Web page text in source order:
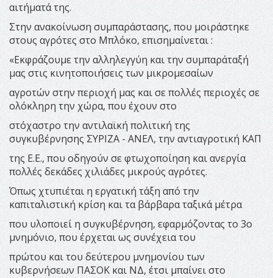
αιτήματά της.
Στην ανακοίνωση συμπαράστασης, που μοιράστηκε
στους αγρότες στο Μπλόκο, επισημαίνεται :
«Εκφράζουμε την αλληλεγγύη και την συμπαράταξή
μας στις κινητοποιήσεις των μικρομεσαίων
αγροτών στην περιοχή μας και σε πολλές περιοχές σε
ολόκληρη την χώρα, που έχουν στο
στόχαστρο την αντιλαϊκή πολιτική της
συγκυβέρνησης ΣΥΡΙΖΑ - ΑΝΕΛ, την αντιαγροτική ΚΑΠ
της Ε.Ε., που οδηγούν σε φτωχοποίηση και ανεργία
πολλές δεκάδες χιλιάδες μικρούς αγρότες.
Όπως χτυπιέται η εργατική τάξη από την
καπιταλιστική κρίση και τα βάρβαρα ταξικά μέτρα
που υλοποιεί η συγκυβέρνηση, εφαρμόζοντας το 3ο
μνημόνιο, που έρχεται ως συνέχεια του
πρώτου και του δεύτερου μνημονίου των
κυβερνήσεων ΠΑΣΟΚ και ΝΔ, έτσι μπαίνει στο